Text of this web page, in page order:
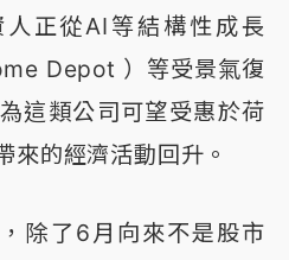
正從AI等結構性成長
Depot ）等受景氣復
這類公司可望受惠於荷
來的經濟活動回升。
除了6月向來不是股市